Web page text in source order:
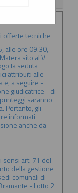
offerte tecniche
alle ore 09.30,
sito al V
la seduta
attribuiti alle
e, a seguire -
giudicatrice - di
saranno
Pertanto, gli
informati
anche da
sensi art. 71 del
della gestione
comunali di
- Lotto 2